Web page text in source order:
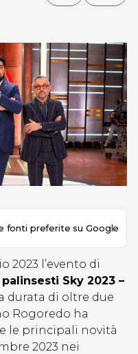
fonti preferite su Google
2023 l’evento di
palinsesti Sky 2023 –
durata di oltre due
Rogoredo ha
le principali novità
2023 nei